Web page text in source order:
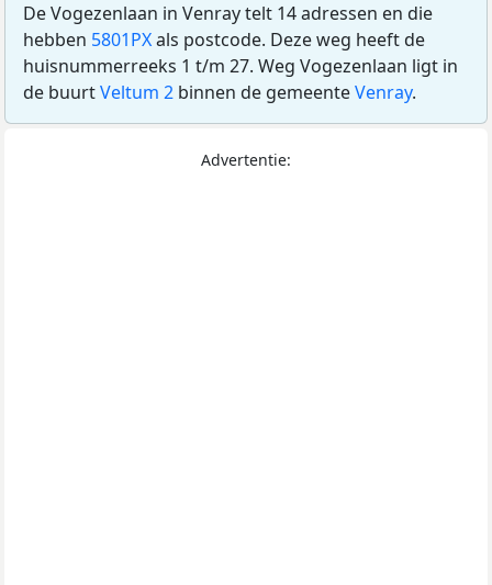
De Vogezenlaan in Venray telt 14 adressen en die
hebben 5801PXals postcode. Deze weg heeft de
huisnummerreeks 1 t/m 27. Weg Vogezenlaan ligt in
de buurtVeltum 2 binnen de gemeenteVenray.
Advertentie: